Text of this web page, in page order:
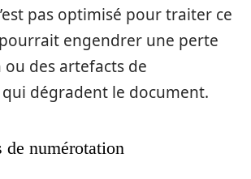
pas optimisé pour traiter ce
engendrer une perte
des artefacts de
dégradent le document.
de numérotation